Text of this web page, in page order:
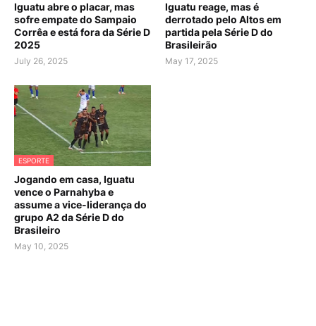
Iguatu abre o placar, mas
sofre empate do Sampaio
Corrêa e está fora da Série D
2025
July 26, 2025
Iguatu reage, mas é
derrotado pelo Altos em
partida pela Série D do
Brasileirão
May 17, 2025
ESPORTE
Jogando em casa, Iguatu
vence o Parnahyba e
assume a vice-liderança do
grupo A2 da Série D do
Brasileiro
May 10, 2025